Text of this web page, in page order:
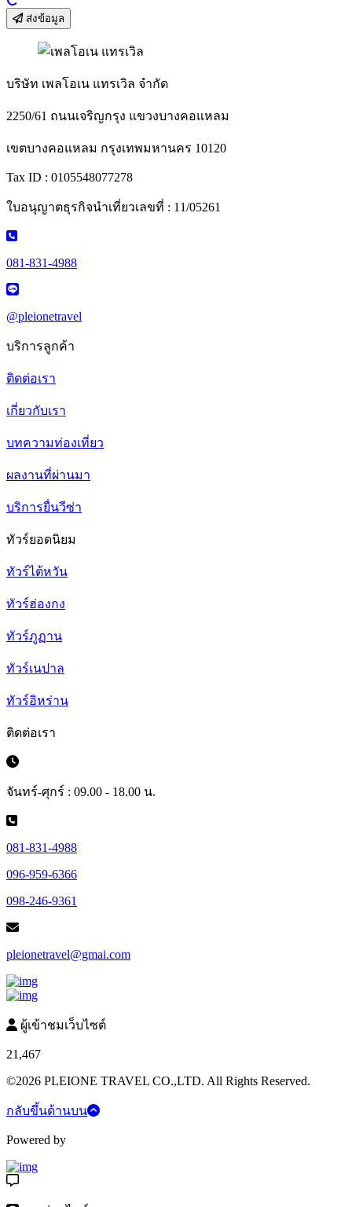
ส่งข้อมูล
บริษัท เพลโอเน แทรเวิล จำกัด
2250/61 ถนนเจริญกรุง แขวงบางคอแหลม
เขตบางคอแหลม กรุงเทพมหานคร 10120
Tax ID : 0105548077278
ใบอนุญาตธุรกิจนำเที่ยวเลขที่ : 11/05261
081-831-4988
@pleionetravel
บริการลูกค้า
ติดต่อเรา
เกี่ยวกับเรา
บทความท่องเที่ยว
ผลงานที่ผ่านมา
บริการยื่นวีซ่า
ทัวร์ยอดนิยม
ทัวร์ไต้หวัน
ทัวร์ฮ่องกง
ทัวร์ภูฏาน
ทัวร์เนปาล
ทัวร์อิหร่าน
ติดต่อเรา
จันทร์-ศุกร์ : 09.00 - 18.00 น.
081-831-4988
096-959-6366
098-246-9361
pleionetravel@gmai.com
ผู้เข้าชมเว็บไซต์
21,467
©2026 PLEIONE TRAVEL CO.,LTD. All Rights Reserved.
กลับขึ้นด้านบน
Powered by